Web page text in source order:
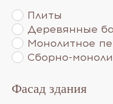
Плиты
Деревянные
Монолитное
Сборно-
Фасад здания